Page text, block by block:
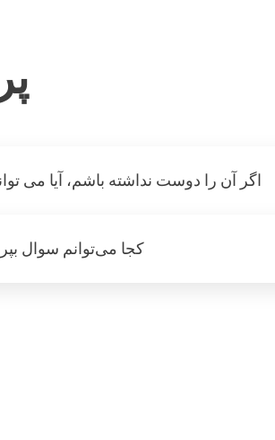
اگر آن را دوست نداشته باشم، آیا می
کجا می‌توانم سوال